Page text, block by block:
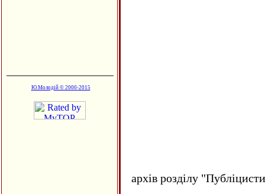
Ю.Молодій © 2000-2015
архів розділу